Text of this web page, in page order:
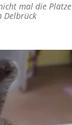
mal die Plätze
Delbrück